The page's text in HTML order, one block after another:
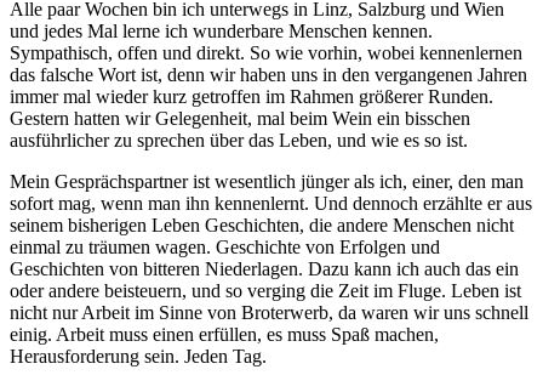
Alle paar Wochen bin ich unterwegs in Linz, Salzburg und Wien
und jedes Mal lerne ich wunderbare Menschen kennen.
Sympathisch, offen und direkt. So wie vorhin, wobei kennenlernen
das falsche Wort ist, denn wir haben uns in den vergangenen Jahren
immer mal wieder kurz getroffen im Rahmen größerer Runden.
Gestern hatten wir Gelegenheit, mal beim Wein ein bisschen
ausführlicher zu sprechen über das Leben, und wie es so ist.
Mein Gesprächspartner ist wesentlich jünger als ich, einer, den man
sofort mag, wenn man ihn kennenlernt. Und dennoch erzählte er aus
seinem bisherigen Leben Geschichten, die andere Menschen nicht
einmal zu träumen wagen. Geschichte von Erfolgen und
Geschichten von bitteren Niederlagen. Dazu kann ich auch das ein
oder andere beisteuern, und so verging die Zeit im Fluge. Leben ist
nicht nur Arbeit im Sinne von Broterwerb, da waren wir uns schnell
einig. Arbeit muss einen erfüllen, es muss Spaß machen,
Herausforderung sein. Jeden Tag.